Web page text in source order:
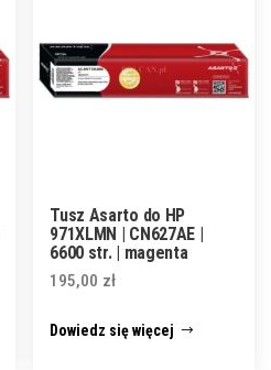
Tusz Asarto do HP
971XLMN | CN627AE |
6600 str. | magenta
195,00 zł
Dowiedz się więcej